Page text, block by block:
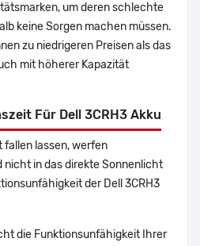
um deren schlechte
keine Sorgen machen müssen.
zu niedrigeren Preisen als das
mit höherer Kapazität
Für Dell 3CRH3 Akku
fallen lassen, werfen
nicht in das direkte Sonnenlicht
der Dell 3CRH3
die Funktionsunfähigkeit Ihrer